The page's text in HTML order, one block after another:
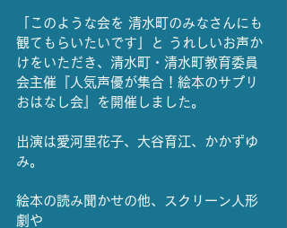
「このような会を 清水町のみなさんにも
観てもらいたいです」と うれしいお声か
けをいただき、清水町・清水町教育委員
会主催『人気声優が集合！絵本のサプリ
おはなし会』を開催しました。
出演は愛河里花子、大谷育江、かかずゆ
み。
絵本の読み聞かせの他、スクリーン人形
劇や